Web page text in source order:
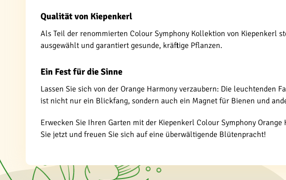
Qualität von Kiepenkerl
Als Teil der renommierten Colour Symphony Kollektion von Kiepenkerl
ausgewählt und garantiert gesunde, kräftige Pflanzen.
Ein Fest für die Sinne
Lassen Sie sich von der Orange Harmony verzaubern: Die leuchtenden
ist nicht nur ein Blickfang, sondern auch ein Magnet für Bienen und
Erwecken Sie Ihren Garten mit der Kiepenkerl Colour Symphony
Sie jetzt und freuen Sie sich auf eine überwältigende Blütenpracht!